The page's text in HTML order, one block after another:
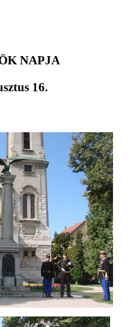
NAPJA
16.